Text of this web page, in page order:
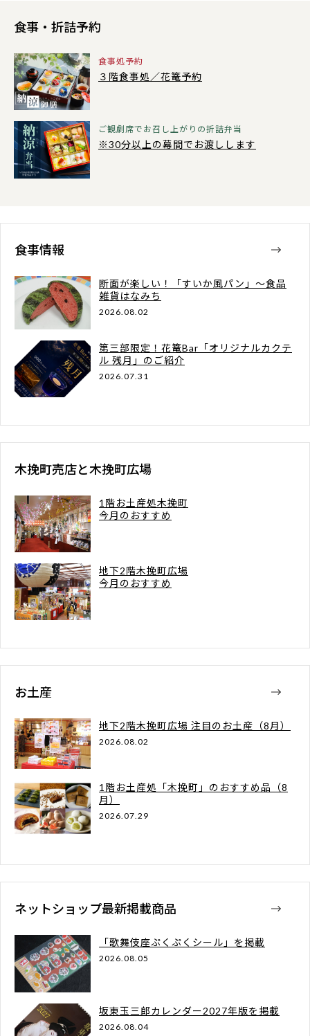
食事・ 折詰予約
食事処予約
３階食事処／花篭予約
ご観劇席でお召し上がりの折詰弁当
※30分以上の幕間でお渡しします
食事情報
断面が楽しい！「すいか風パン」～食品
雑貨はなみち
2026.08.02
第三部限定！花篭Bar「オリジナルカクテ
ル 残月」のご紹介
2026.07.31
木挽町売店と木挽町広場
1階お土産処木挽町
今月のおすすめ
地下2階木挽町広場
今月のおすすめ
お土産
地下2階木挽町広場 注目のお土産（8月）
2026.08.02
1階お土産処「木挽町」のおすすめ品（8
月）
2026.07.29
ネットショップ最新掲載商品
「歌舞伎座ぷくぷくシール」を掲載
2026.08.05
坂東玉三郎カレンダー2027年版を掲載
2026.08.04